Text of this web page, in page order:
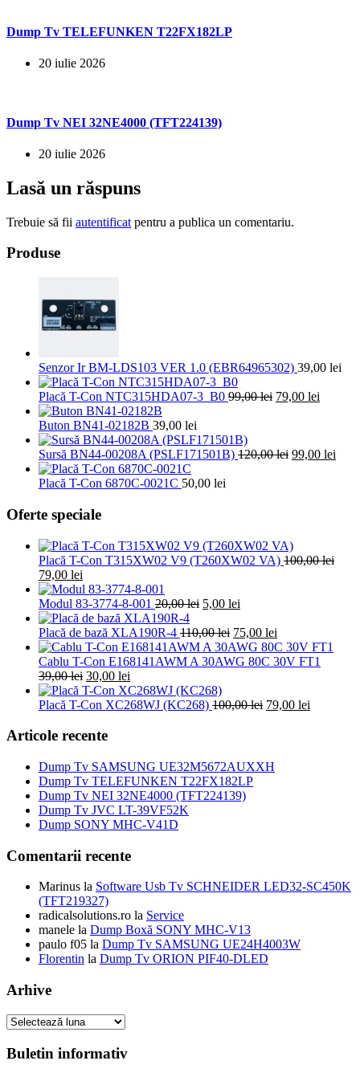
Dump Tv TELEFUNKEN T22FX182LP
20 iulie 2026
Dump Tv NEI 32NE4000 (TFT224139)
20 iulie 2026
Lasă un răspuns
Trebuie să fii autentificat pentru a publica un comentariu.
Produse
Senzor Ir BM-LDS103 VER 1.0 (EBR64965302) 39,00 lei
Placă T-Con NTC315HDA07-3_B0 99,00lei Prețul
99,00 lei.
79,00 lei
Buton BN41-02182B 39,00 lei
Sursă BN44-00208A (PSLF171501B) 120,00lei Prețul
99,00 lei
Placă T-Con 6870C-0021C 50,00 lei
Oferte speciale
Placă T-Con T315XW02 V9 (T260XW02 VA) 100,00lei
Prețul
inițial
a
fost:
100,00 lei.
79,00 lei
curent
este:
79,00 lei.
Modul 83-3774-8-001 20,00lei Prețul
a
fost:
20,00 lei.
5,00 lei
este:
5,00 lei.
Placă de bază XLA190R-4 110,00lei Prețul
inițial
a
75,00 lei
curent
este:
Cablu T-Con E168141AWM A 30AWG 80C 30V FT1
39,00lei Prețul
inițial
a
39,00 lei.
30,00 lei
curent
este:
Placă T-Con XC268WJ (KC268) 100,00lei Prețul
100,00 lei.
79,00 lei
Articole recente
Dump Tv SAMSUNG UE32M5672AUXXH
Dump Tv TELEFUNKEN T22FX182LP
Dump Tv NEI 32NE4000 (TFT224139)
Dump Tv JVC LT-39VF52K
Dump SONY MHC-V41D
Comentarii recente
Marinus la Software Usb Tv SCHNEIDER LED32-SC450K
(TFT219327)
radicalsolutions.ro la Service
manele la Dump Boxă SONY MHC-V13
paulo f05 la Dump Tv SAMSUNG UE24H4003W
Florentin la Dump Tv ORION PIF40-DLED
Arhive
Arhive
Buletin informativ